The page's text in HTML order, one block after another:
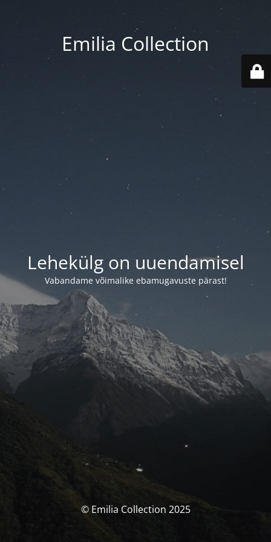
Emilia Collection
Lehekülg on uuendamisel
Vabandame võimalike ebamugavuste pärast!
© Emilia Collection 2025